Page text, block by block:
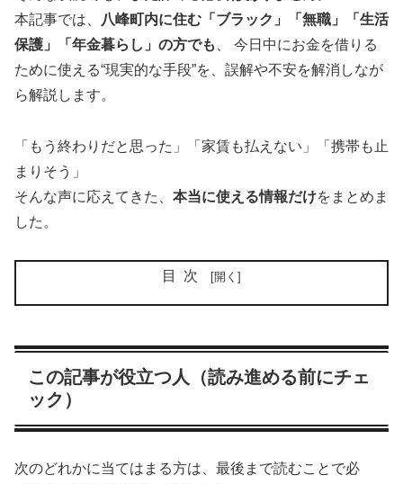
本記事では、
八峰町内に住む「ブラック」「無職」「生活
保護」「年金暮らし」の方でも
、 今日中にお金を借りる
ために使える“現実的な手段”を、誤解や不安を解消しなが
ら解説します。
「もう終わりだと思った」「家賃も払えない」「携帯も止
まりそう」
そんな声に応えてきた、 本当に使える情報だけをまとめま
した。
目次
この記事が役立つ人（読み進める前にチェ
ック）
次のどれかに当てはまる方は、最後まで読むことで必